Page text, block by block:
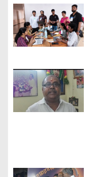
t
i
n